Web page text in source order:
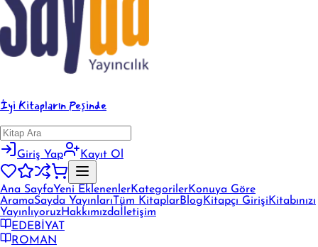
İyi Kitapların Peşinde
Giriş Yap Kayıt Ol
Ana SayfaYeni EklenenlerKategorilerKonuya Göre
AramaSayda Yayınları Tüm KitaplarBlog Kitapçı Girişi Kitabınızı
YayınlıyoruzHakkımızda İletişim
EDEBİYAT
ROMAN